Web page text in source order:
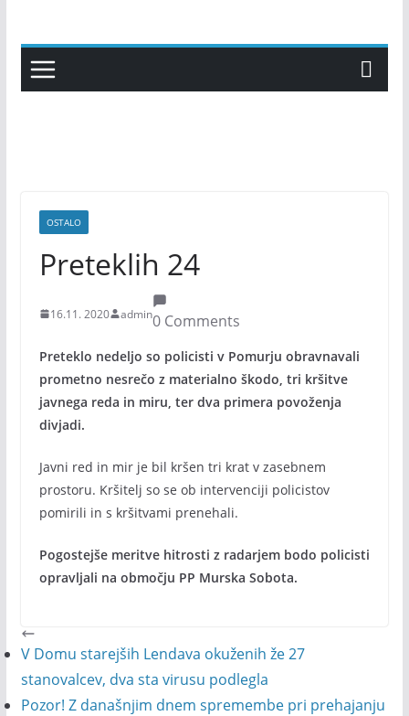
content
OSTALO
Preteklih 24
16.11. 2020 admin0 Comments
Preteklo nedeljo so policisti v Pomurju obravnavali
prometno nesrečo z materialno škodo, tri kršitve
javnega reda in miru, ter dva primera povoženja
divjadi.
Javni red in mir je bil kršen tri krat v zasebnem
prostoru. Kršitelj so se ob intervenciji policistov
pomirili in s kršitvami prenehali.
Pogostejše meritve hitrosti z radarjem bodo policisti
opravljali na območju PP Murska Sobota.
V Domu starejših Lendava okuženih že 27
stanovalcev, dva sta virusu podlegla
Pozor! Z današnjim dnem spremembe pri prehajanju